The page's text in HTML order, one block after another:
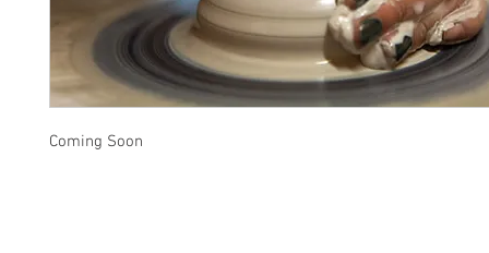
Coming Soon